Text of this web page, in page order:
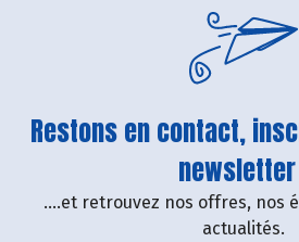
Restons en contact,
....et retrouvez nos offres, nos
actualités.